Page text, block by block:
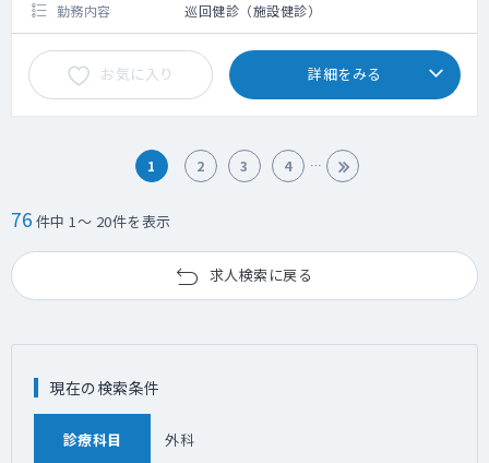
勤務内容 巡回健診（施設健診）
お気に入り 詳細をみる
1 2 3 4
76 件中 1～ 20件を表示
求人検索に戻る
現在の検索条件
診療科目 外科